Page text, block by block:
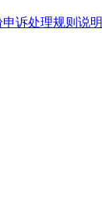
申诉处理规则说明